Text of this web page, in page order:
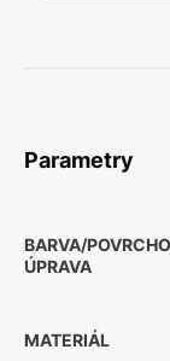
Parametry
BARVA/
ÚPRAVA
MATERIÁL